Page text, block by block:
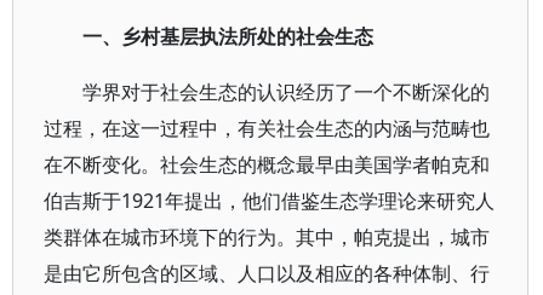
一、乡村基层执法所处的社会生态
学界对于社会生态的认识经历了一个不断深化的
过程，在这一过程中，有关社会生态的内涵与范畴也
在不断变化。社会生态的概念最早由美国学者帕克和
伯吉斯于1921年提出，他们借鉴生态学理论来研究人
类群体在城市环境下的行为。其中，帕克提出，城市
是由它所包含的区域、人口以及相应的各种体制、行